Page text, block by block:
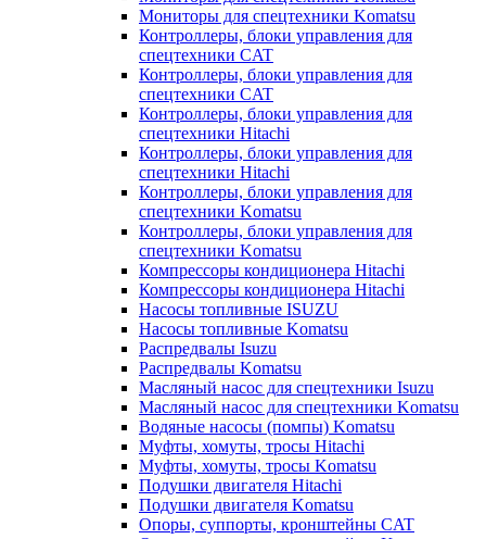
Мониторы для спецтехники Komatsu
Контроллеры, блоки управления для
спецтехники CAT
Контроллеры, блоки управления для
спецтехники CAT
Контроллеры, блоки управления для
спецтехники Hitachi
Контроллеры, блоки управления для
спецтехники Hitachi
Контроллеры, блоки управления для
спецтехники Komatsu
Контроллеры, блоки управления для
спецтехники Komatsu
Компрессоры кондиционера Hitachi
Компрессоры кондиционера Hitachi
Насосы топливные ISUZU
Насосы топливные Komatsu
Распредвалы Isuzu
Распредвалы Komatsu
Масляный насос для спецтехники Isuzu
Масляный насос для спецтехники Komatsu
Водяные насосы (помпы) Komatsu
Муфты, хомуты, тросы Hitachi
Муфты, хомуты, тросы Komatsu
Подушки двигателя Hitachi
Подушки двигателя Komatsu
Опоры, суппорты, кронштейны CAT